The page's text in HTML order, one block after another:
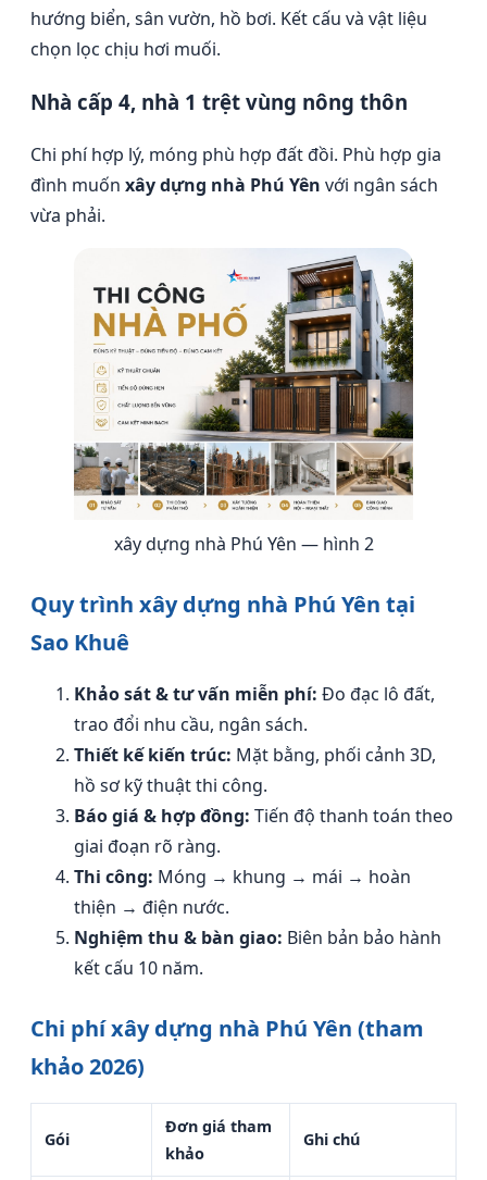
hướng biển, sân vườn, hồ bơi. Kết cấu và vật liệu
chọn lọc chịu hơi muối.
Nhà cấp 4, nhà 1 trệt vùng nông thôn
Chi phí hợp lý, móng phù hợp đất đồi. Phù hợp gia
đình muốn xây dựng nhà Phú Yên với ngân sách
vừa phải.
xây dựng nhà Phú Yên — hình 2
Quy trình xây dựng nhà Phú Yên tại
Sao Khuê
Khảo sát & tư vấn miễn phí: Đo đạc lô đất,
trao đổi nhu cầu, ngân sách.
Thiết kế kiến trúc: Mặt bằng, phối cảnh 3D,
hồ sơ kỹ thuật thi công.
Báo giá & hợp đồng: Tiến độ thanh toán theo
giai đoạn rõ ràng.
Thi công: Móng → khung → mái → hoàn
thiện → điện nước.
Nghiệm thu & bàn giao: Biên bản bảo hành
kết cấu 10 năm.
Chi phí xây dựng nhà Phú Yên (tham
khảo 2026)
Gói
Đơn giá tham
khảo
Ghi chú